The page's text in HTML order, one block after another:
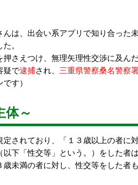
は、出会い系アプリで知り合った
。
さえつけ、無理矢理性交渉に及んだ
疑で逮捕され、 三重県警察桑名警察
す）
体～
定されており、「１３歳以上の者に
下「性交等」という。）をした者は
未満の者に対し、性交等をした者